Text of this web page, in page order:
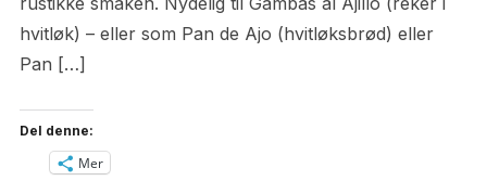
hvitløk) – eller som Pan de Ajo (hvitløksbrød) eller
Pan […]
Del denne:
Mer